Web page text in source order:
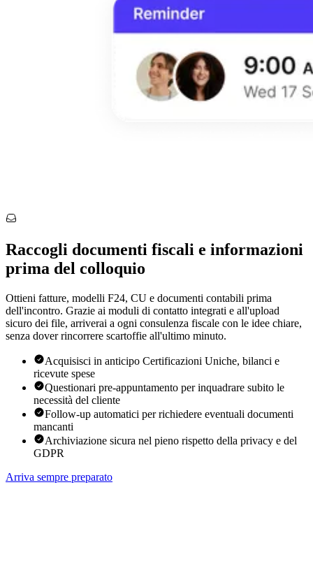
Raccogli documenti fiscali e informazioni
prima del colloquio
Ottieni fatture, modelli F24, CU e documenti contabili prima
dell'incontro. Grazie ai moduli di contatto integrati e all'upload
sicuro dei file, arriverai a ogni consulenza fiscale con le idee chiare,
senza dover rincorrere scartoffie all'ultimo minuto.
Acquisisci in anticipo Certificazioni Uniche, bilanci e
ricevute spese
Questionari pre-appuntamento per inquadrare subito le
necessità del cliente
Follow-up automatici per richiedere eventuali documenti
mancanti
Archiviazione sicura nel pieno rispetto della privacy e del
GDPR
Arriva sempre preparato